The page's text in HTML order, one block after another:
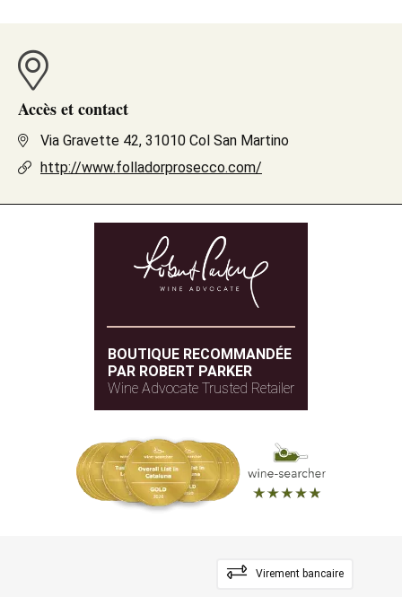
Accès et contact
Via Gravette 42, 31010 Col San Martino
http://www.folladorprosecco.com/
BOUTIQUE RECOMMANDÉE
PAR ROBERT PARKER
Wine Advocate Trusted Retailer
Virement bancaire